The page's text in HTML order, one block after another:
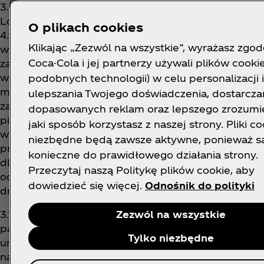
3.6. Organizator zapisał informacje dotyczące dni,
Loteria, a także infor- macje dotyczące nagród,
4.1.5. Regulaminu i godzin, po których określona
wyniku dokonania Zgłoszenia. Pierwszy Uczestnik,
zapisanej uprzednio godzinie zostanie
wypadku znaczenia czas jaki upłynął pomiędzy
momentem, w którym Uczestnik dokona
zaprogra- mowanymi godzinami, żaden Uczestnik
pierwszych Uczestników, którzy dokonają
wygranej. Organizator w swojej siedzi- bie, w dniu
programu losującego umożliwiającego losowy
dla nagrody. W losowaniu wylosowany jest dzień z
od godziny 12:00 do dnia 30 września 2026 r. do
dniu, w którym Uczestnicy będą wygrywać nagrody.
3.7. Ponadto, w dniach 3 lipca 2026 r., 4 sierpnia
października 2026 r., Organizator w swojej
umożliwiającego losowy wy- bór zwycięzców,
nagród, o których mowa w pkt 4.1.6. po- niżej(„
O plikach cookies
Klikając „Zezwól na wszystkie”, wyrażasz
Coca-Cola i jej partnerzy używali plików
podobnych technologii) w celu personalizacji i
ulepszania Twojego doświadczenia,
dopasowanych reklam oraz lepszego
jaki sposób korzystasz z naszej strony. Pliki
niezbędne będą zawsze aktywne, ponieważ
konieczne do prawidłowego działania strony.
Przeczytaj naszą Politykę plików cookie, aby
dowiedzieć się więcej. Odnośnik do polityki
Zezwól na wszystkie
Tylko niezbędne